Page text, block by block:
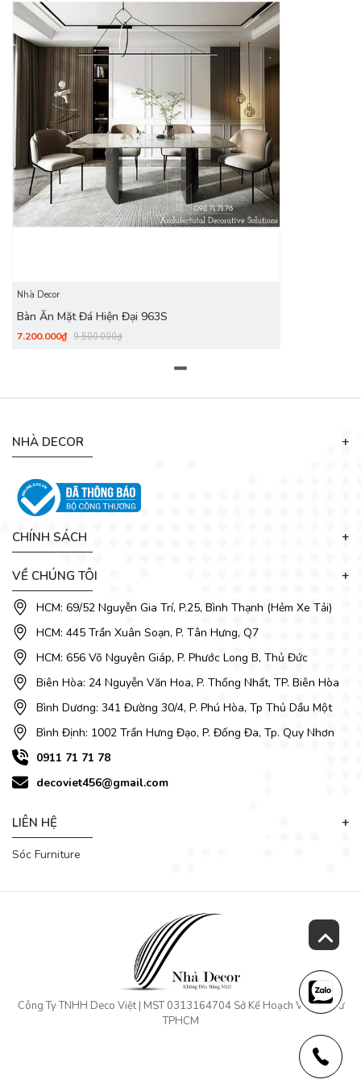
của DecoViet vẫn luôn nhận được sự quan tâm chú ý của rất
nhiều khách hàng.
các góc cạnh của mẫu bàn ăn mặt đá đều được được mài bo
lạ mắt đem lại vẻ đẹp vững chắc cho bộ bàn ăn này.
Nhà Decor
Bàn Ăn Mặt Đá Hiện Đại 963S
7.200.000₫ 9.500.000₫
NHÀ DECOR
CHÍNH SÁCH
VỀ CHÚNG TÔI
HCM: 69/52 Nguyễn Gia Trí, P.25, Bình Thạnh (Hẻm Xe Tải)
HCM: 445 Trần Xuân Soạn, P. Tân Hưng, Q7
HCM: 656 Võ Nguyên Giáp, P. Phước Long B, Thủ Đức
Biên Hòa: 24 Nguyễn Văn Hoa, P. Thống Nhất, TP. Biên Hòa
Bình Dương: 341 Đường 30/4, P. Phú Hòa, Tp Thủ Dầu Một
Bình Định: 1002 Trần Hưng Đạo, P. Đống Đa, Tp. Quy Nhơn
0911 71 71 78
decoviet456@gmail.com
LIÊN HỆ
Sóc Furniture
Công Ty TNHH Deco Việt | MST 0313164704 Sở Kế Hoạch Và Đầu Tư
TPHCM